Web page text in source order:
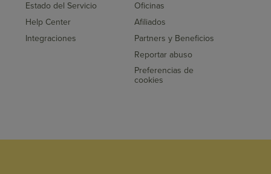
Estado del Servicio
Help Center
Integraciones
Oficinas
Afiliados
Partners y Beneficios
Reportar abuso
Preferencias de
cookies